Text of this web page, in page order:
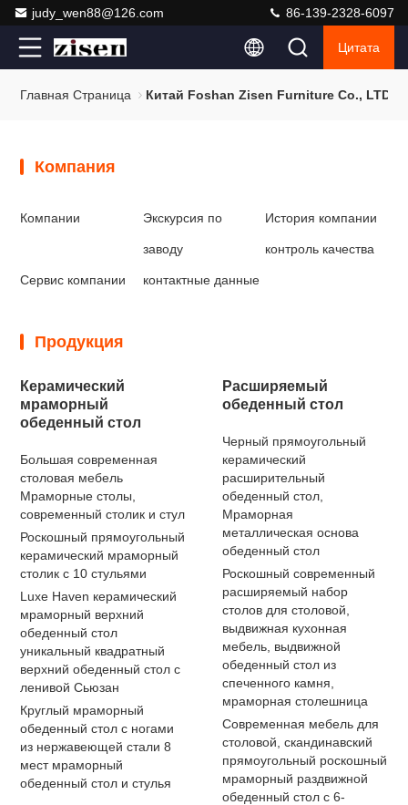
judy_wen88@126.com 86-139-2328-6097
Цитата
Главная Страница Китай Foshan Zisen Furniture Co., LTD
Компания
Компании Экскурсия по
заводу
История компании
контроль качества
Сервис компании контактные данные
Продукция
Керамический
мраморный
обеденный стол
Большая современная
столовая мебель
Мраморные столы,
современный столик и стул
Роскошный прямоугольный
керамический мраморный
столик с 10 стульями
Luxe Haven керамический
мраморный верхний
обеденный стол
уникальный квадратный
верхний обеденный стол с
ленивой Сьюзан
Круглый мраморный
обеденный стол с ногами
из нержавеющей стали 8
мест мраморный
обеденный стол и стулья
Расширяемый
обеденный стол
Черный прямоугольный
керамический
расширительный
обеденный стол,
Мраморная
металлическая основа
обеденный стол
Роскошный современный
расширяемый набор
столов для столовой,
выдвижная кухонная
мебель, выдвижной
обеденный стол из
спеченного камня,
мраморная столешница
Современная мебель для
столовой, скандинавский
прямоугольный роскошный
мраморный раздвижной
обеденный стол с 6-